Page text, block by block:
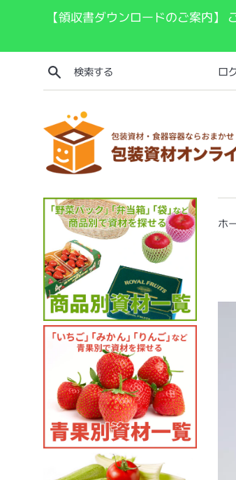
【領収書ダウンロードのご案内
検索する
ロ
ホ